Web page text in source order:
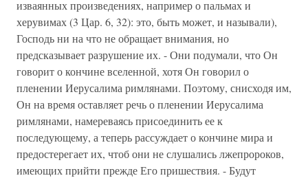
изваянных произведениях, например о пальмах и
херувимах (3 Цар. 6, 32): это, быть может, и называли),
Господь ни на что не обращает внимания, но
предсказывает разрушение их. - Они подумали, что Он
говорит о кончине вселенной, хотя Он говорил о
пленении Иерусалима римлянами. Поэтому, снисходя им,
Он на время оставляет речь о пленении Иерусалима
римлянами, намереваясь присоединить ее к
последующему, а теперь рассуждает о кончине мира и
предостерегает их, чтоб они не слушались лжепророков,
имеющих прийти прежде Его пришествия. - Будут